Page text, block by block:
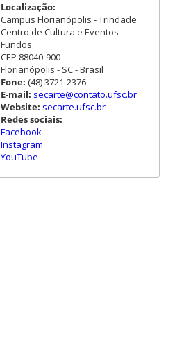
Localização:
Campus Florianópolis - Trindade
Centro de Cultura e Eventos -
Fundos
CEP 88040-900
Florianópolis - SC - Brasil
Fone: (48) 3721-2376
E-mail: secarte@contato.ufsc.br
Website: secarte.ufsc.br
Redes sociais:
Facebook
Instagram
YouTube